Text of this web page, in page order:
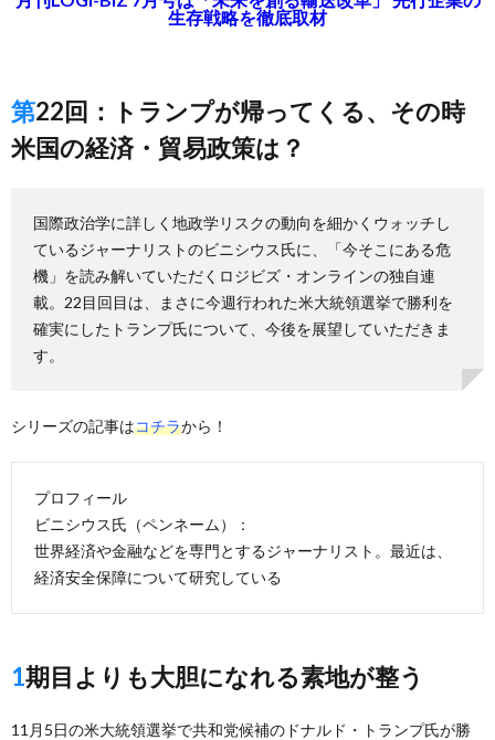
生存戦略を徹底取材
第22回：トランプが帰ってくる、その時
米国の経済・貿易政策は？
国際政治学に詳しく地政学リスクの動向を細かくウォッチし
ているジャーナリストのビニシウス氏に、「今そこにある危
機」を読み解いていただくロジビズ・オンラインの独自連
載。22目回目は、まさに今週行われた米大統領選挙で勝利を
確実にしたトランプ氏について、今後を展望していただきま
す。
シリーズの記事はコチラから！
プロフィール
ビニシウス氏（ペンネーム）：
世界経済や金融などを専門とするジャーナリスト。最近は、
経済安全保障について研究している
1期目よりも大胆になれる素地が整う
11月5日の米大統領選挙で共和党候補のドナルド・トランプ氏が勝